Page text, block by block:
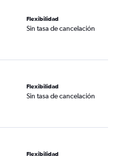
Flexibilidad
Sin tasa de cancelación
Flexibilidad
Sin tasa de cancelación
Flexibilidad